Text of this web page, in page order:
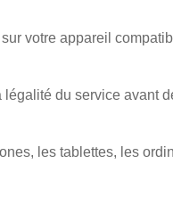
votre appareil
du service avant
les tablettes, les